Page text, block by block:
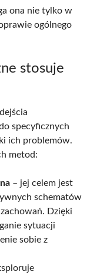
ona nie tylko w
ogólnego
stosuje
specyficznych
ich problemów.
metod:
– jej celem jest
schematów
Dzięki
sytuacji
sobie z